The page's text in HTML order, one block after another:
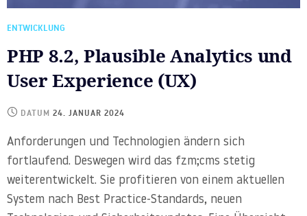
ENTWICKLUNG
PHP 8.2, Plausible Analytics und
User Experience (UX)
DATUM 24. JANUAR 2024
Anforderungen und Technologien ändern sich
fortlaufend. Deswegen wird das fzm;cms stetig
weiterentwickelt. Sie profitieren von einem aktuellen
System nach Best Practice-Standards, neuen